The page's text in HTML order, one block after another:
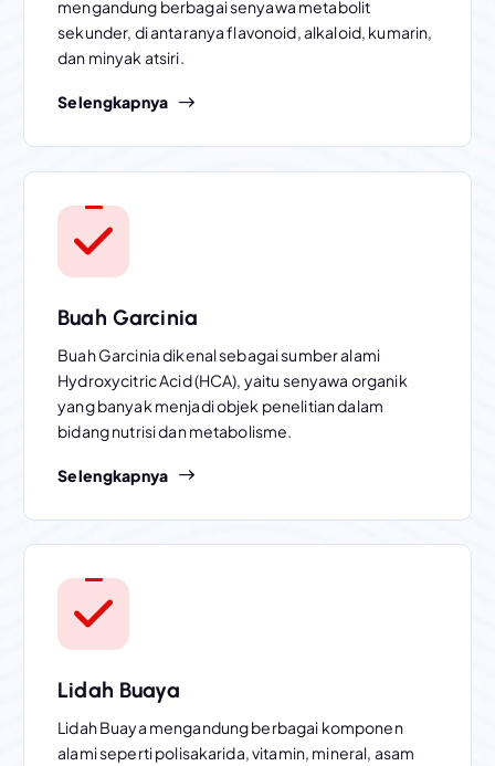
mengandung berbagai senyawa metabolit
sekunder, di antaranya flavonoid, alkaloid, kumarin,
dan minyak atsiri.
Selengkapnya
Buah Garcinia
Buah Garcinia dikenal sebagai sumber alami
Hydroxycitric Acid (HCA), yaitu senyawa organik
yang banyak menjadi objek penelitian dalam
bidang nutrisi dan metabolisme.
Selengkapnya
Lidah Buaya
Lidah Buaya mengandung berbagai komponen
alami seperti polisakarida, vitamin, mineral, asam